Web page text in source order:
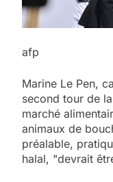
afp
Marine Le Pen,
second tour de
marché
animaux de
préalable,
halal, "devrait